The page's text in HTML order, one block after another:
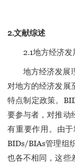
2.文献综述
2.1地方经济
地方经济发展
对地方的经济发展
特点制定政策。
要参与者，对推动
有重要作用。由
BIDs/BIAs管理组
也各不相同，这些